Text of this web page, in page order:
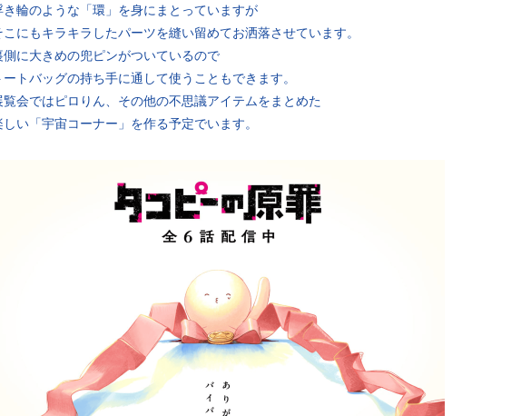
き輪のような「環」を身にまとっていますが
こにもキラキラしたパーツを縫い留めてお洒落させています。
側に大きめの兜ピンがついているので
ートバッグの持ち手に通して使うこともできます。
覧会ではピロりん、その他の不思議アイテムをまとめた
しい「宇宙コーナー」を作る予定でいます。